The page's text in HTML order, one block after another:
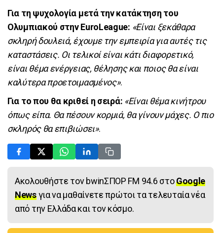
Για τη ψυχολογία μετά την κατάκτηση του
Ολυμπιακού στην EuroLeague: «Είναι ξεκάθαρα
σκληρή δουλειά, έχουμε την εμπειρία για αυτές τις
καταστάσεις. Οι τελικοί είναι κάτι διαφορετικό,
είναι θέμα ενέργειας, θέλησης και ποιος θα είναι
καλύτερα προετοιμασμένος».
Για το που θα κριθεί η σειρά: «Είναι θέμα κινήτρου
όπως είπα. Θα πέσουν κορμιά, θα γίνουν μάχες. Ο πιο
σκληρός θα επιβιώσει».
Ακολουθήστε τον bwinΣΠΟΡ FM 94.6 στοGoogle
Newsγια να μαθαίνετε πρώτοι τα τελευταία νέα
από την Ελλάδα και τον κόσμο.